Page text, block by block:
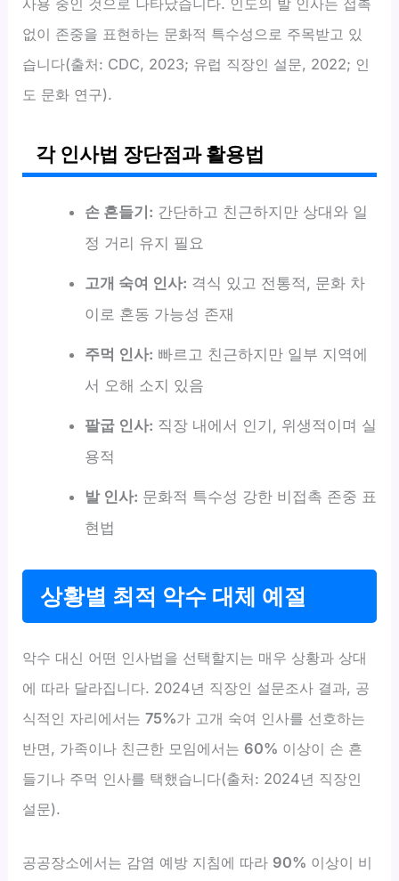
사용 중인 것으로 나타났습니다. 인도의 발 인사는 접촉
없이 존중을 표현하는 문화적 특수성으로 주목받고 있
습니다(출처: CDC, 2023; 유럽 직장인 설문, 2022; 인
도 문화 연구).
각 인사법 장단점과 활용법
손 흔들기: 간단하고 친근하지만 상대와 일
정 거리 유지 필요
고개 숙여 인사: 격식 있고 전통적, 문화 차
이로 혼동 가능성 존재
주먹 인사: 빠르고 친근하지만 일부 지역에
서 오해 소지 있음
팔굽 인사: 직장 내에서 인기, 위생적이며 실
용적
발 인사: 문화적 특수성 강한 비접촉 존중 표
현법
상황별 최적 악수 대체 예절
악수 대신 어떤 인사법을 선택할지는 매우 상황과 상대
에 따라 달라집니다. 2024년 직장인 설문조사 결과, 공
식적인 자리에서는75%가 고개 숙여 인사를 선호하는
반면, 가족이나 친근한 모임에서는 60% 이상이 손 흔
들기나 주먹 인사를 택했습니다(출처: 2024년 직장인
설문).
공공장소에서는 감염 예방 지침에 따라 90% 이상이 비